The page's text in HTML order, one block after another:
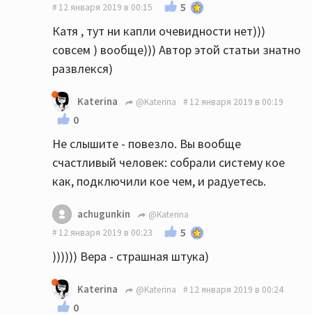
12 января 2019 в 00:15 5
Катя , тут ни капли очевидности нет)))
совсем ) вообще))) Автор этой статьи знатно
развлекся)
Katerina @Katerina 12 января 2019 в 00:19
0
Не слышите - повезло. Вы вообще
счастливый человек: собрали систему кое
как, подключили кое чем, и радуетесь.
achugunkin
@Katerina
12 января 2019 в 00:23
5
)))))) Вера - страшная штука)
Katerina @Katerina 12 января 2019 в 00:24
0